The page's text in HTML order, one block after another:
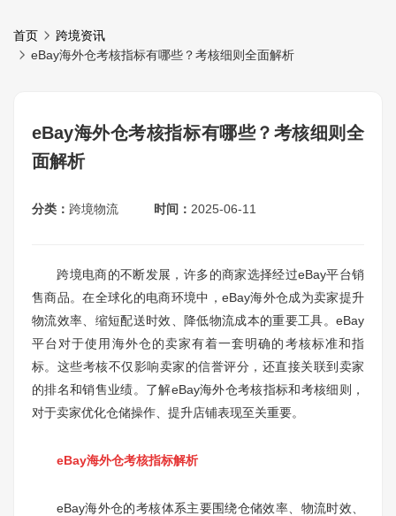
首页
跨境资讯
eBay海外仓考核指标有哪些？考核细则全面解析
eBay海外仓考核指标有哪些？考核细则全
面解析
分类： 跨境物流 时间： 2025-06-11
跨境电商的不断发展，许多的商家选择经过eBay平台销
售商品。在全球化的电商环境中，eBay海外仓成为卖家提升
物流效率、缩短配送时效、降低物流成本的重要工具。eBay
平台对于使用海外仓的卖家有着一套明确的考核标准和指
标。这些考核不仅影响卖家的信誉评分，还直接关联到卖家
的排名和销售业绩。了解eBay海外仓考核指标和考核细则，
对于卖家优化仓储操作、提升店铺表现至关重要。
eBay海外仓考核指标解析
eBay海外仓的考核体系主要围绕仓储效率、物流时效、